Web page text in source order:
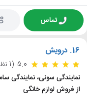
تماس
16. درویش
5.0 (1 نظر)
نمایندگی سونی، نمایندگی
از فروش لوازم خانگی